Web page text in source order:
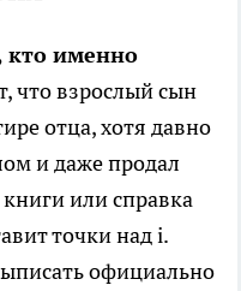
кто именно
что взрослый сын
отца, хотя давно
и даже продал
или справка
точки над i.
официально